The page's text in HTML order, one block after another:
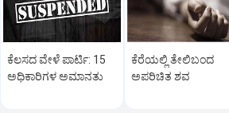
ಕೆಲಸದ ವೇಳೆ ಪಾರ್ಟಿ: 15
ಅಧಿಕಾರಿಗಳ ಅಮಾನತು
ಕೆರೆಯಲ್ಲಿ ತೇಲಿಬಂದ
ಅಪರಿಚಿತ ಶವ